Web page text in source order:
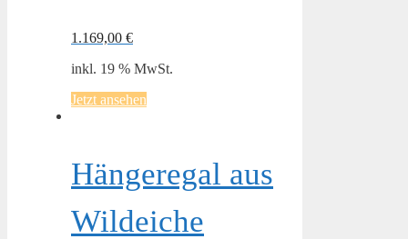
1.169,00 €
inkl. 19 % MwSt.
Jetzt ansehen
Hängeregal aus
Wildeiche